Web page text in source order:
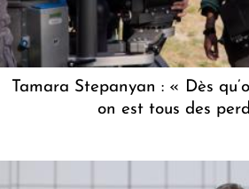
Tamara Stepanyan : « Dès
on est tous des